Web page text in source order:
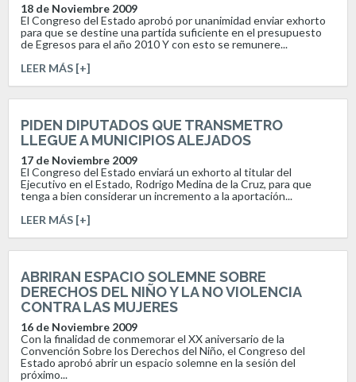
18 de Noviembre 2009
El Congreso del Estado aprobó por unanimidad enviar exhorto
para que se destine una partida suficiente en el presupuesto
de Egresos para el año 2010 Y con esto se remunere...
LEER MÁS [+]
PIDEN DIPUTADOS QUE TRANSMETRO
LLEGUE A MUNICIPIOS ALEJADOS
17 de Noviembre 2009
El Congreso del Estado enviará un exhorto al titular del
Ejecutivo en el Estado, Rodrigo Medina de la Cruz, para que
tenga a bien considerar un incremento a la aportación...
LEER MÁS [+]
ABRIRAN ESPACIO SOLEMNE SOBRE
DERECHOS DEL NIÑO Y LA NO VIOLENCIA
CONTRA LAS MUJERES
16 de Noviembre 2009
Con la finalidad de conmemorar el XX aniversario de la
Convención Sobre los Derechos del Niño, el Congreso del
Estado aprobó abrir un espacio solemne en la sesión del
próximo...